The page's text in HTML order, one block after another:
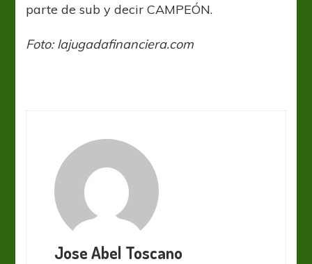
parte de sub y decir CAMPEÓN.
Foto: lajugadafinanciera.com
Jose Abel Toscano